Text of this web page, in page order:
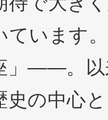
ています
」――。以
史の中心